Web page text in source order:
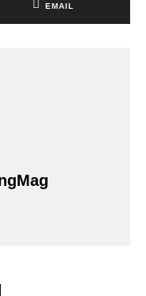
EMAIL